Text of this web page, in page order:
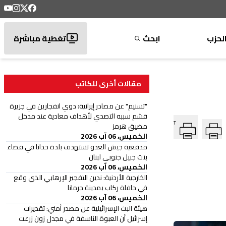
الحزب ابحث تغطية مباشرة
T
مقالات أخرى للكاتب
"تسنيم" عن مصادر إيرانية: دوي انفجارين في جزيرة
قشم سببه التصدي لأهداف معادية عند مدخل
مضيق هرمز
الخميس، 06 آب 2026
‏مدفعية جيش العدو تستهدف بلدة حداثا في قضاء
بنت جبيل جنوبي لبنان
الخميس، 06 آب 2026
الخارجية الأردنية: ندين التفجير الإرهابي الذي وقع
في حافلة ركاب بمدينة جرمانا
الخميس، 06 آب 2026
هيئة البث الإسرائيلية عن مصدر أمني: تقديرات
إسرائيل أن العبوة الناسفة في مجدل زون زرعت